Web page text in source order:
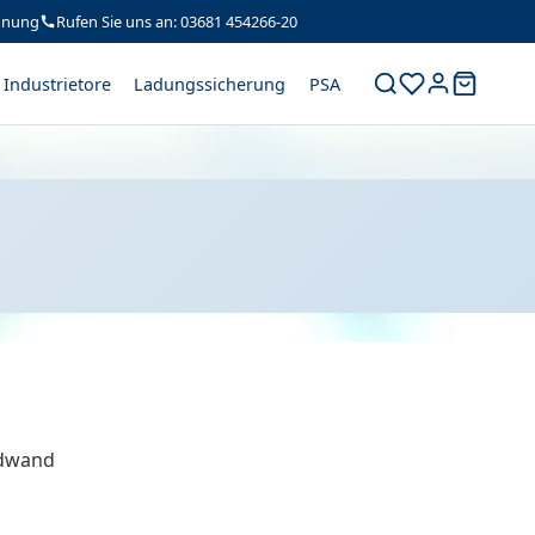
Rufen Sie uns an: 03681 454266-20
Industrietore Ladungssicherung PSA